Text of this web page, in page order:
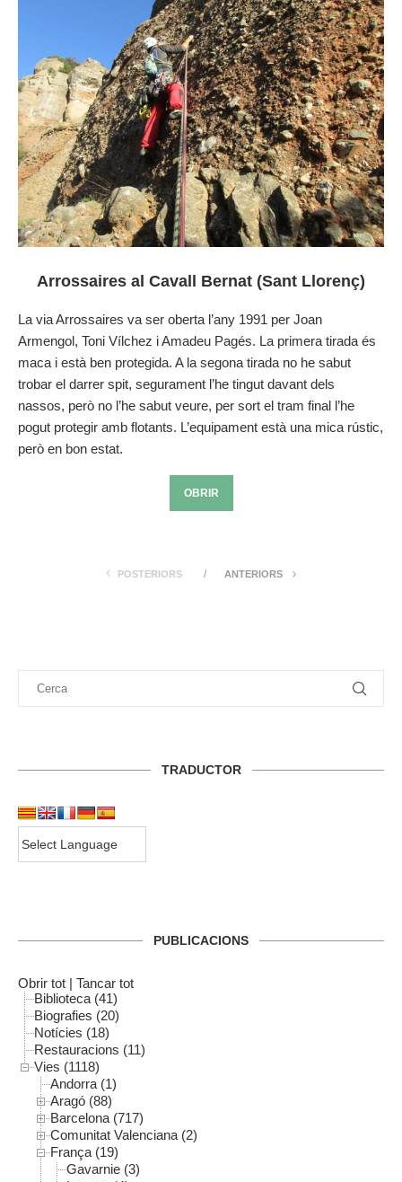
Arrossaires al Cavall Bernat (Sant Llorenç)
La via Arrossaires va ser oberta l’any 1991 per Joan
Armengol, Toni Vílchez i Amadeu Pagés. La primera tirada és
maca i està ben protegida. A la segona tirada no he sabut
trobar el darrer spit, segurament l’he tingut davant dels
nassos, però no l’he sabut veure, per sort el tram final l’he
pogut protegir amb flotants. L’equipament està una mica rústic,
però en bon estat.
OBRIR
POSTERIORS ANTERIORS
TRADUCTOR
PUBLICACIONS
Obrir tot | Tancar tot
Biblioteca (41)
Biografies (20)
Notícies (18)
Restauracions (11)
Vies (1118)
Andorra (1)
Aragó (88)
Barcelona (717)
Comunitat Valenciana (2)
França (19)
Gavarnie (3)